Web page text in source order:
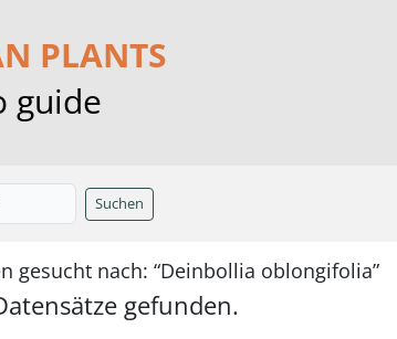
PLANTS
guide
Suchen
gesucht nach: “Deinbollia oblongifolia”
gefunden.